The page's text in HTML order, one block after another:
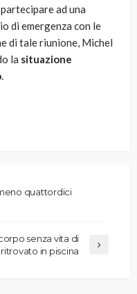
ad una
di emergenza con le
di tale riunione, Michel
la situazione
.
quattordici
senza vita di
in piscina